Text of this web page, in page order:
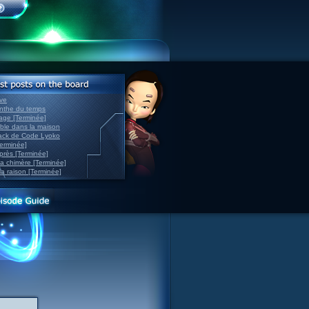
du temps
[Terminée]
dans la maison
de Code Lyoko
[Terminée]
chimère [Terminée]
raison [Terminée]